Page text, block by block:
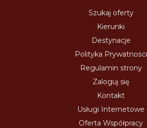
Szukaj oferty
Kierunki
Destynacje
Polityka Prywatności
Regulamin strony
Zaloguj się
Kontakt
Usługi Internetowe
Oferta Współpracy